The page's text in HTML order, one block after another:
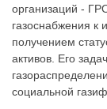
организаций -
газоснабжения к
получением
активов. Его
социальной